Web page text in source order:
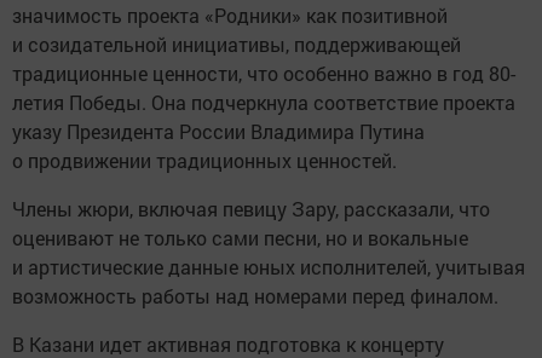
значимость проекта «Родники» как позитивной
и созидательной инициативы, поддерживающей
традиционные ценности, что особенно важно в год 80-
летия Победы. Она подчеркнула соответствие проекта
указу Президента России Владимира Путина
о продвижении традиционных ценностей.
Члены жюри, включая певицу Зару, рассказали, что
оценивают не только сами песни, но и вокальные
и артистические данные юных исполнителей, учитывая
возможность работы над номерами перед финалом.
В Казани идет активная подготовка к концерту